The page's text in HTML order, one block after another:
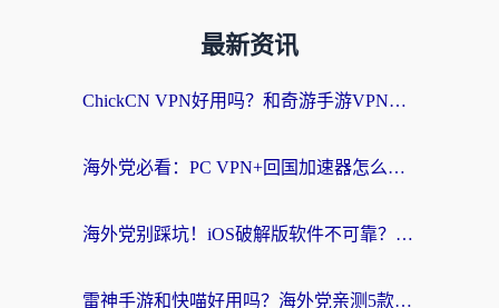
最新资讯
ChickCN VPN好用吗？和奇游手游VPN对比哪个回国效果更好？海外党亲测实用指南
海外党必看：PC VPN+回国加速器怎么选？无缝访问国内资源全攻略
海外党别踩坑！iOS破解版软件不可靠？教你选对回国加速器无缝看国内资源
雷神手游和快喵好用吗？海外党亲测5款回国加速器，附斧牛Bling对比+微信视频号解决办法